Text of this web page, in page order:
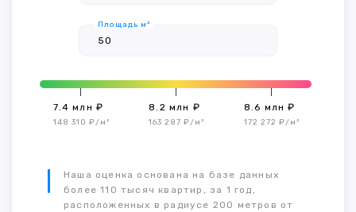
Площадь м²
7.4 млн ₽
148 310 ₽/м²
8.2 млн ₽
163 287 ₽/м²
8.6 млн ₽
172 272 ₽/м²
Наша оценка основана на базе данных
более 110 тысяч квартир, за 1 год,
расположенных в радиусе 200 метров от